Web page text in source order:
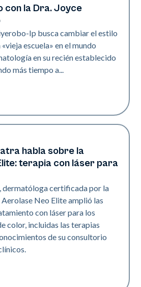
Elite
con la Dra. Joyce
Ip busca cambiar el estilo
escuela» en el mundo
en su recién establecido
más tiempo a...
Elite habla sobre la
terapia con láser para
dermatóloga certificada por la
Neo Elite amplió las
con láser para los
color, incluidas las terapias
de su consultorio